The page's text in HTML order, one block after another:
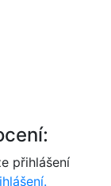
přihlášení